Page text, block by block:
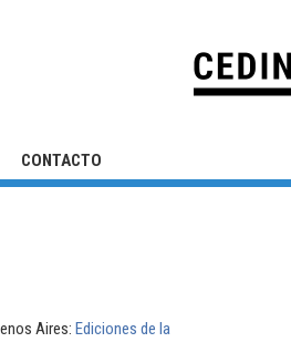
CONTACTO
Aires: Ediciones de la